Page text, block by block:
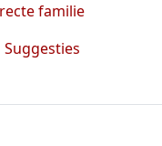
familie
Suggesties